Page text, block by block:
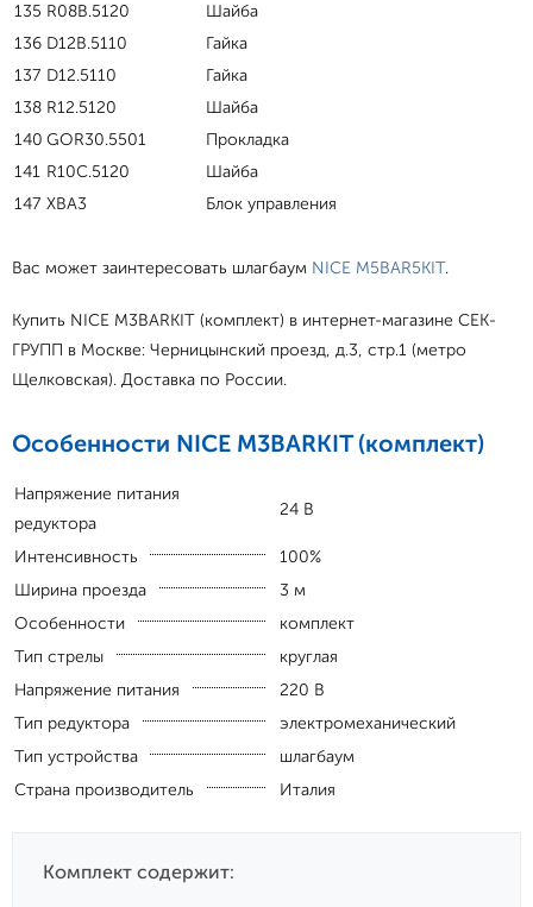
135 R08B.5120
Шайба
136 D12B.5110
Гайка
137 D12.5110
Гайка
138 R12.5120
Шайба
140 GOR30.5501
Прокладка
141 R10C.5120
Шайба
147 XBA3 Блок управления
Вас может заинтересовать шлагбаум NICE M5BAR5KIT.
Купить NICE M3BARKIT (комплект) в интернет-магазине СЕК-
ГРУПП в Москве: Черницынский проезд, д.3, стр.1 (метро
Щелковская). Доставка по России.
Особенности NICE M3BARKIT (комплект)
Напряжение питания
редуктора
24 В
Интенсивность
100%
Ширина проезда
3 м
Особенности
комплект
Тип стрелы
круглая
Напряжение питания
220 В
Тип редуктора
электромеханический
Тип устройства
шлагбаум
Страна производитель
Италия
Комплект содержит: